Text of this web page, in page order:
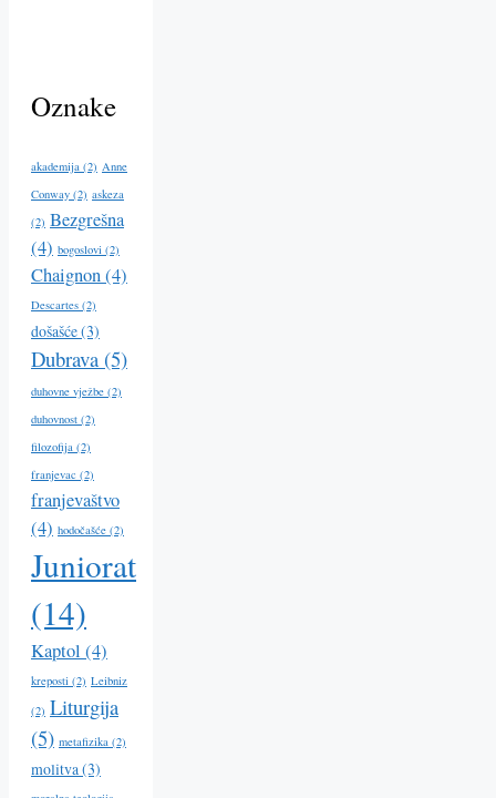
Oznake
akademija (2) Anne
Conway (2) askeza
(2) Bezgrešna
(4) bogoslovi (2)
Chaignon(4)
Descartes (2)
došašće(3)
Dubrava (5)
duhovne vježbe (2)
duhovnost (2)
filozofija (2)
franjevac (2)
franjevaštvo
(4) hodočašće (2)
Juniorat
(14)
Kaptol (4)
kreposti (2) Leibniz
(2) Liturgija
(5) metafizika (2)
molitva(3)